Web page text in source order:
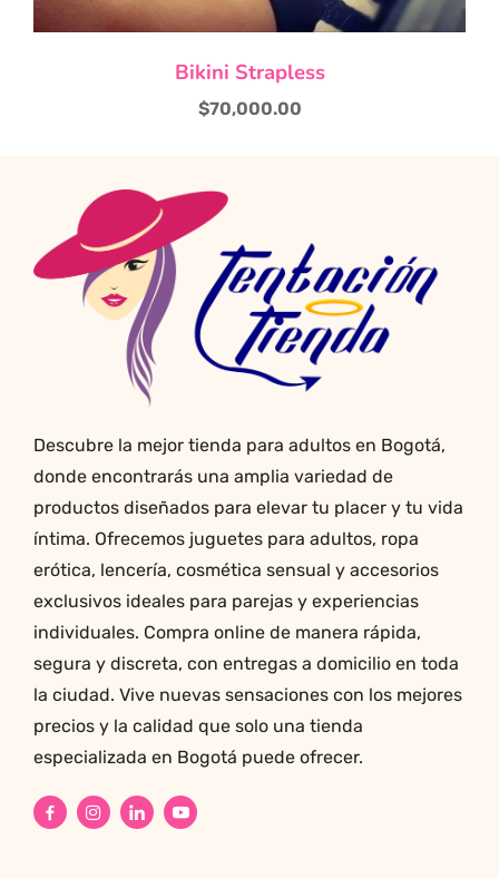
opciones
pueden
elegir
Bikini Strapless
$70,000.00
Descubre la mejor tienda para adultos en Bogotá,
donde encontrarás una amplia variedad de
productos diseñados para elevar tu placer y tu vida
íntima. Ofrecemos juguetes para adultos, ropa
erótica, lencería, cosmética sensual y accesorios
exclusivos ideales para parejas y experiencias
individuales. Compra online de manera rápida,
segura y discreta, con entregas a domicilio en toda
la ciudad. Vive nuevas sensaciones con los mejores
precios y la calidad que solo una tienda
especializada en Bogotá puede ofrecer.